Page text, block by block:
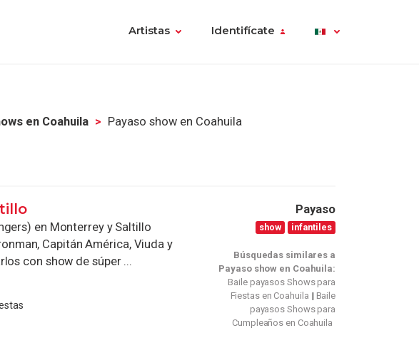
Artistas Identifícate
en Coahuila Payaso show en Coahuila
en Monterrey y Saltillo
Capitán América, Viuda y
con show de súper ...
Payaso
show infantiles
Búsquedas similares a
Payaso show en Coahuila:
Baile payasos Shows para
Fiestas en Coahuila
Baile
payasos Shows para
Cumpleaños en Coahuila